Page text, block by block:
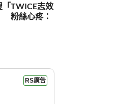
「TWICE志效
粉絲心疼：
RS廣告